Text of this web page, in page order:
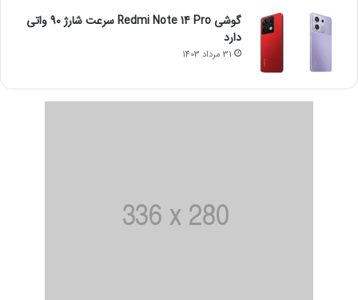
گوشی Redmi Note 14 Pro سرعت شارژ 90 واتی
دارد
31 مرداد 1403